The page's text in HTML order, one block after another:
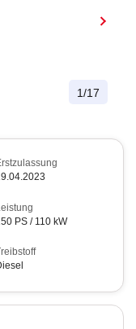
1/17
PS / 110 kW